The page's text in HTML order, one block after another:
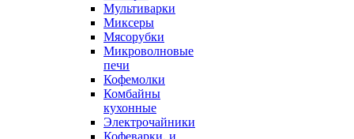
Мультиварки
Миксеры
Мясорубки
Микроволновые
печи
Кофемолки
Комбайны
кухонные
Электрочайники
Кофеварки. и